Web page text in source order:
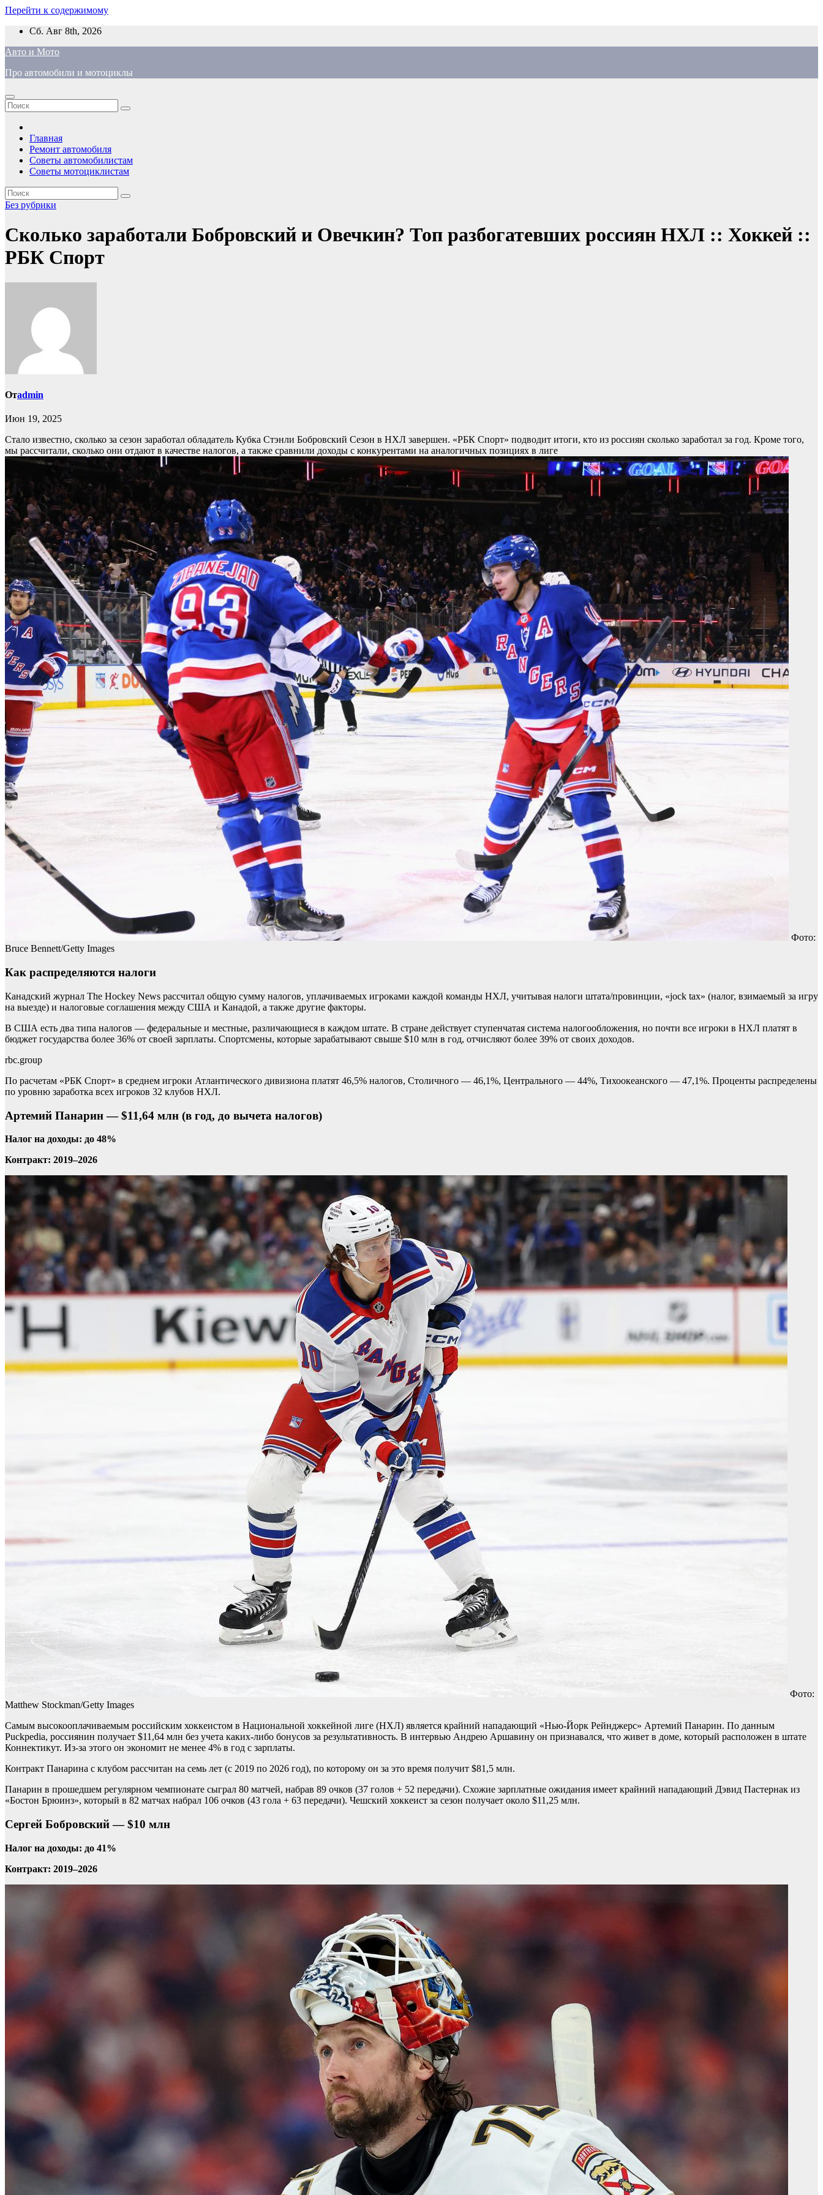
Перейти к содержимому
Сб. Авг 8th, 2026
Авто и Мото
Про автомобили и мотоциклы
Главная
Ремонт автомобиля
Советы автомобилистам
Советы мотоциклистам
Без рубрики
Сколько заработали Бобровский и Овечкин? Топ разбогатевших россиян НХЛ :: Хоккей ::
РБК Спорт
Отadmin
Июн 19, 2025
Стало известно, сколько за сезон заработал обладатель Кубка Стэнли Бобровский Сезон в НХЛ завершен. «РБК Спорт» подводит итоги, кто из россиян сколько заработал за год. Кроме того,
мы рассчитали, сколько они отдают в качестве налогов, а также сравнили доходы с конкурентами на аналогичных позициях в лиге
Фото:
Bruce Bennett/Getty Images
Как распределяются налоги
Канадский журнал The Hockey News рассчитал общую сумму налогов, уплачиваемых игроками каждой команды НХЛ, учитывая налоги штата/провинции, «jock tax» (налог, взимаемый за игру
на выезде) и налоговые соглашения между США и Канадой, а также другие факторы.
В США есть два типа налогов — федеральные и местные, различающиеся в каждом штате. В стране действует ступенчатая система налогообложения, но почти все игроки в НХЛ платят в
бюджет государства более 36% от своей зарплаты. Спортсмены, которые зарабатывают свыше $10 млн в год, отчисляют более 39% от своих доходов.
rbc.group
По расчетам «РБК Спорт» в среднем игроки Атлантического дивизиона платят 46,5% налогов, Столичного — 46,1%, Центрального — 44%, Тихоокеанского — 47,1%. Проценты распределены
по уровню заработка всех игроков 32 клубов НХЛ.
Артемий Панарин — $11,64 млн (в год, до вычета налогов)
Налог на доходы: до 48%
Контракт: 2019–2026
Фото:
Matthew Stockman/Getty Images
Cамым высокооплачиваемым российским хоккеистом в Национальной хоккейной лиге (НХЛ) является крайний нападающий «Нью-Йорк Рейнджерс» Артемий Панарин. По данным
Puckpedia, россиянин получает $11,64 млн без учета каких-либо бонусов за результативность. В интервью Андрею Аршавину он признавался, что живет в доме, который расположен в штате
Коннектикут. Из-за этого он экономит не менее 4% в год с зарплаты.
Контракт Панарина с клубом рассчитан на семь лет (с 2019 по 2026 год), по которому он за это время получит $81,5 млн.
Панарин в прошедшем регулярном чемпионате сыграл 80 матчей, набрав 89 очков (37 голов + 52 передачи). Схожие зарплатные ожидания имеет крайний нападающий Дэвид Пастернак из
«Бостон Брюинз», который в 82 матчах набрал 106 очков (43 гола + 63 передачи). Чешский хоккеист за сезон получает около $11,25 млн.
Сергей Бобровский — $10 млн
Налог на доходы: до 41%
Контракт: 2019–2026